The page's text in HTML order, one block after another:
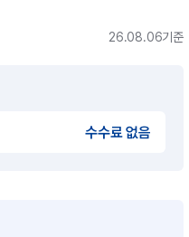
26.08.06기준
수수료 없음